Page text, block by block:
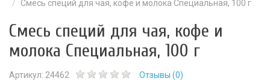
Смесь специй для чая, кофе и молока Специальная, 100 г
Смесь специй для чая, кофе и
молока Специальная, 100 г
Артикул: 24462 Отзывы (0)